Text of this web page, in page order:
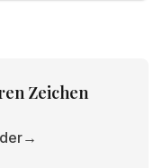
Zeichen
→